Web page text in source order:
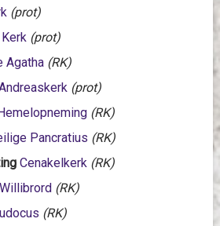
(prot)
(prot)
Agatha (RK)
(prot)
(RK)
Pancratius (RK)
Cenakelkerk (RK)
(RK)
(RK)